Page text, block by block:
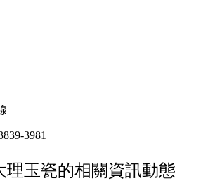
3981
理玉瓷的相關資訊動態